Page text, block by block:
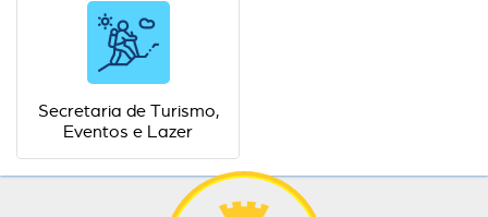
Secretaria de Turismo,
Eventos e Lazer